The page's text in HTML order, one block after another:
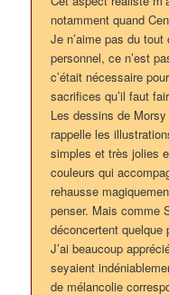
notamment quand
Je n’aime pas du
personnel, ce n’est
c’était nécessaire
sacrifices qu’il faut
Les dessins de
rappelle les
simples et très jolies
couleurs qui
rehausse
penser. Mais comme
déconcertent quelque
J’ai beaucoup
seyaient
de mélancolie